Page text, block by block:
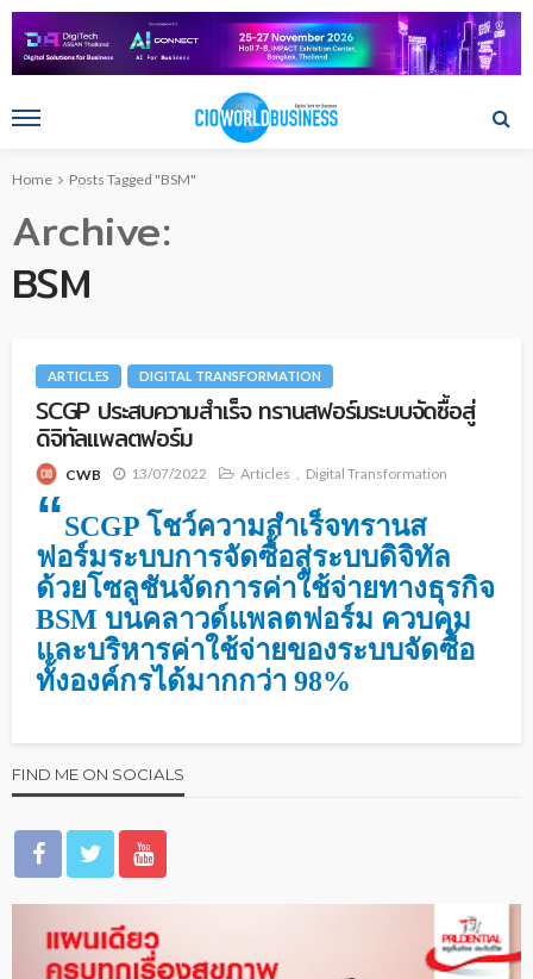
Home Posts Tagged "BSM"
Archive
BSM
ARTICLES DIGITAL TRANSFORMATION
SCGP ประสบความสำเร็จ ทรานสฟอร์มระบบจัดซื้อสู่
ดิจิทัลแพลตฟอร์ม
CWB 13/07/2022 Articles Digital Transformation
“SCGP โชว์ความสำเร็จทรานส
ฟอร์มระบบการจัดซื้อสู่ระบบดิจิทัล
ด้วยโซลูชันจัดการค่าใช้จ่ายทางธุรกิจ
BSM บนคลาวด์แพลตฟอร์ม ควบคุม
และบริหารค่าใช้จ่ายของระบบจัดซื้อ
ทั้งองค์กรได้มากกว่า 98%
FIND ME ON SOCIALS